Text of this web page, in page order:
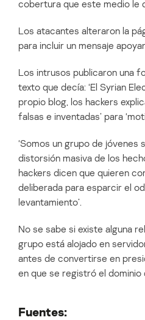
cobertura que este medio le
Los atacantes alteraron la
para incluir un mensaje
Los intrusos publicaron una
texto que decía: ‘El Syrian
propio blog, los hackers
falsas e inventadas’ para
‘Somos un grupo de
distorsión masiva de los
hackers dicen que quieren
deliberada para esparcir el
levantamiento’.
No se sabe si existe alguna
grupo está alojado en
antes de convertirse en
en que se registró el dominio
Fuentes: